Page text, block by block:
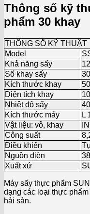
Thông số kỹ
phẩm 30 khay
THÔNG SỐ KỸ THUẬT
Model
Khả năng sấy
Số khay sấy
Kích thước khay
Diện tích khay
Nhiệt độ sấy
Kích thước máy
L
Vật liệu: vỏ, khay
Công suất
Điều khiển
Nguồn điện
Xuất xứ
Máy sấy thực phẩm
dạng các loại thực
hải sản.